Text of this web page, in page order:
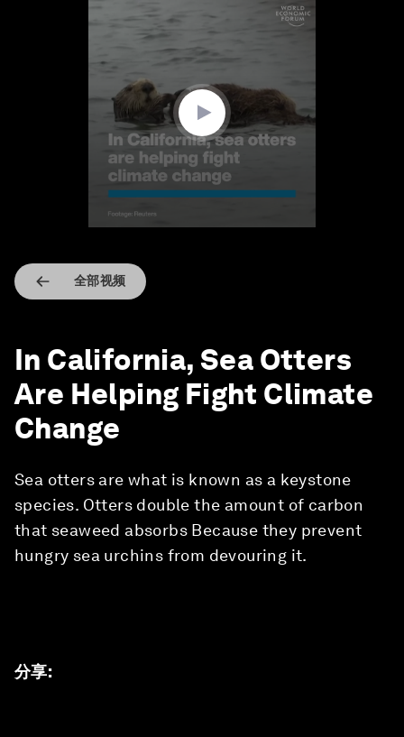
全部视频
In California, Sea Otters
Are Helping Fight Climate
Change
Sea otters are what is known as a keystone
species. Otters double the amount of carbon
that seaweed absorbs Because they prevent
hungry sea urchins from devouring it.
分享: